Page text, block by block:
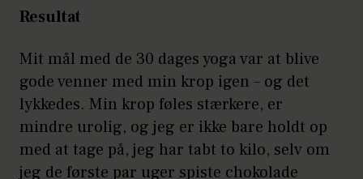
Resultat
Mit mål med de 30 dages yoga var at blive
gode venner med min krop igen – og det
lykkedes. Min krop føles stærkere, er
mindre urolig, og jeg er ikke bare holdt op
med at tage på, jeg har tabt to kilo, selv om
jeg de første par uger spiste chokolade